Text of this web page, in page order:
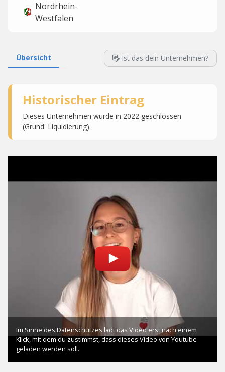
Nordrhein-
Westfalen
Übersicht Ist das dein Unternehmen?
Historischer Eintrag
Dieses Unternehmen wurde in 2022 geschlossen
(Grund: Liquidierung).